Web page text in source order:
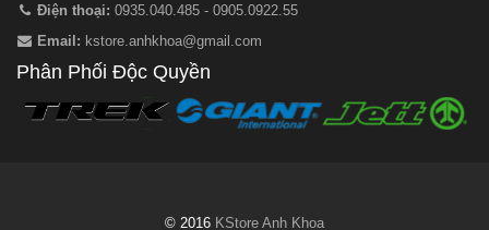
Điện thoại: 0935.040.485 - 0905.0922.55
Email: kstore.anhkhoa@gmail.com
Phân Phối Độc Quyền
© 2016 KStore Anh Khoa